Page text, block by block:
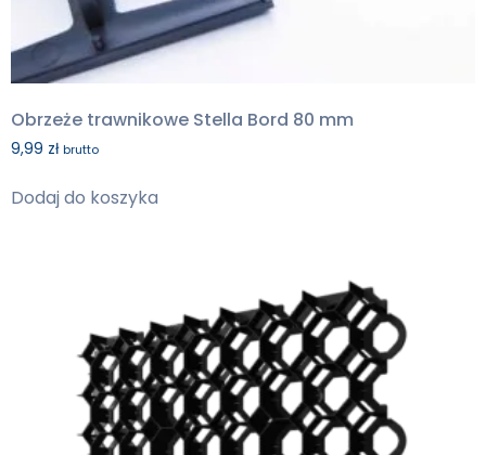
Obrzeże trawnikowe Stella Bord 80 mm
9,99 zł brutto
Dodaj do koszyka